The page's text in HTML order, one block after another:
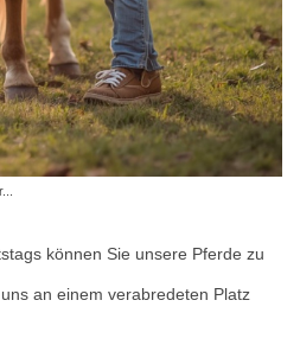
können Sie unsere Pferde zu
an einem verabredeten Platz